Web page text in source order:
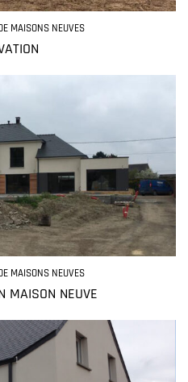
MAISONS NEUVES
MAISONS NEUVES
MAISON NEUVE